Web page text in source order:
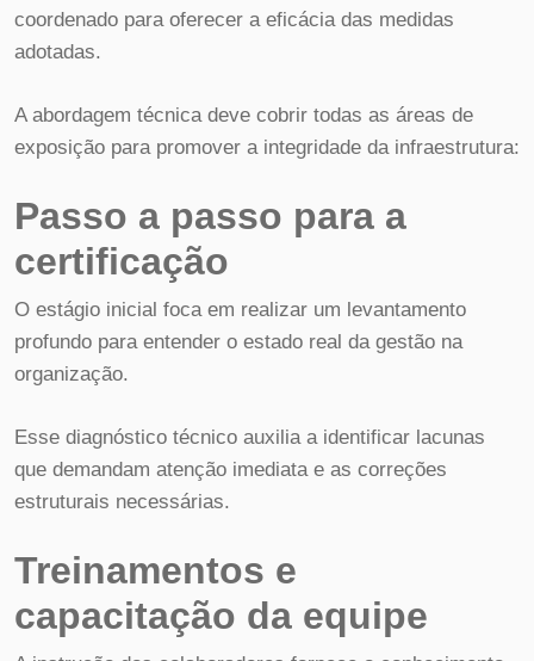
coordenado para oferecer a eficácia das medidas
adotadas.
A abordagem técnica deve cobrir todas as áreas de
exposição para promover a integridade da infraestrutura:
Passo a passo para a
certificação
O estágio inicial foca em realizar um levantamento
profundo para entender o estado real da gestão na
organização.
Esse diagnóstico técnico auxilia a identificar lacunas
que demandam atenção imediata e as correções
estruturais necessárias.
Treinamentos e
capacitação da equipe